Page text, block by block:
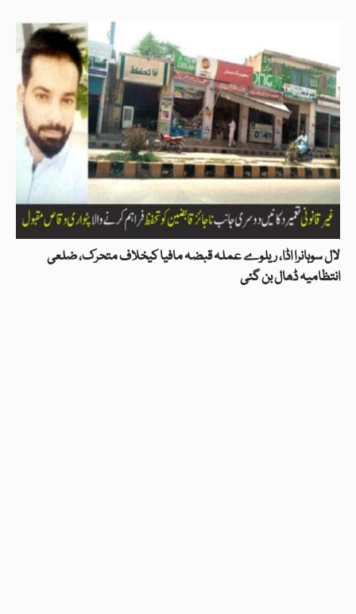
لال سوہانرا اڈا، ریلوے عملہ قبضہ مافیا کیخلاف متحرک، ضلعی
انتظامیہ ڈھال بن گئی